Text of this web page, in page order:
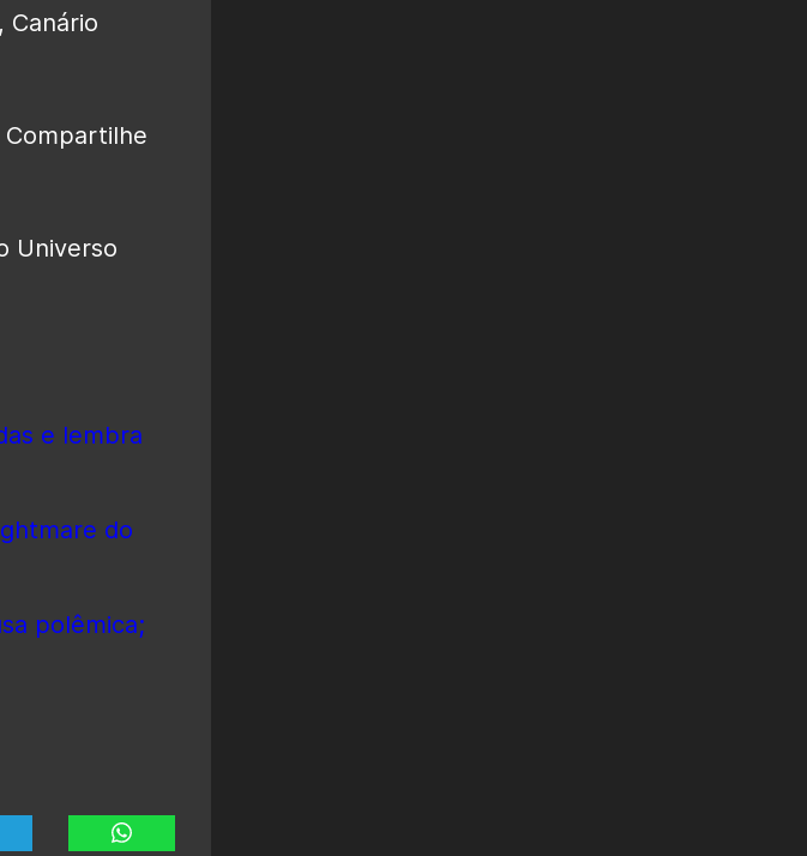
Canário
Compartilhe
Universo
e lembra
do
polêmica;